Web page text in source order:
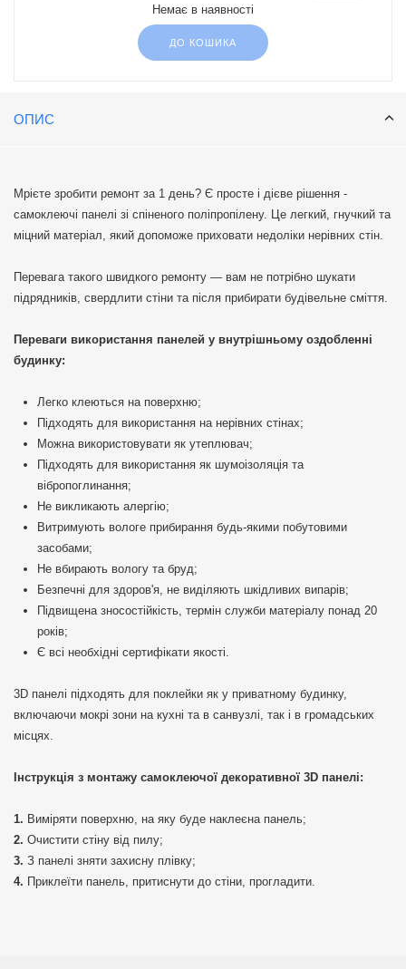
Немає в наявності
ДО КОШИКА
ОПИС
Мрієте зробити ремонт за 1 день? Є просте і дієве рішення -
самоклеючі панелі зі спіненого поліпропілену. Це легкий, гнучкий та
міцний матеріал, який допоможе приховати недоліки нерівних стін.
Перевага такого швидкого ремонту — вам не потрібно шукати
підрядників, свердлити стіни та після прибирати будівельне сміття.
Переваги використання панелей у внутрішньому оздобленні
будинку:
Легко клеються на поверхню;
Підходять для використання на нерівних стінах;
Можна використовувати як утеплювач;
Підходять для використання як шумоізоляція та
вібропоглинання;
Не викликають алергію;
Витримують вологе прибирання будь-якими побутовими
засобами;
Не вбирають вологу та бруд;
Безпечні для здоров'я, не виділяють шкідливих випарів;
Підвищена зносостійкість, термін служби матеріалу понад 20
років;
Є всі необхідні сертифікати якості.
3D панелі підходять для поклейки як у приватному будинку,
включаючи мокрі зони на кухні та в санвузлі, так і в громадських
місцях.
Інструкція з монтажу самоклеючої декоративної 3D панелі:
Виміряти поверхню, на яку буде наклеєна панель;
Очистити стіну від пилу;
З панелі зняти захисну плівку;
Приклеїти панель, притиснути до стіни, прогладити.